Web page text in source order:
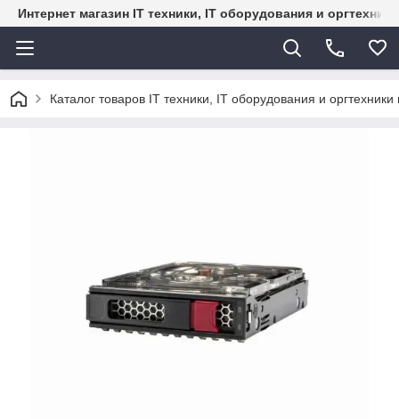
Интернет магазин IT техники, IT оборудования и
Каталог товаров IT техники, IT оборудования и